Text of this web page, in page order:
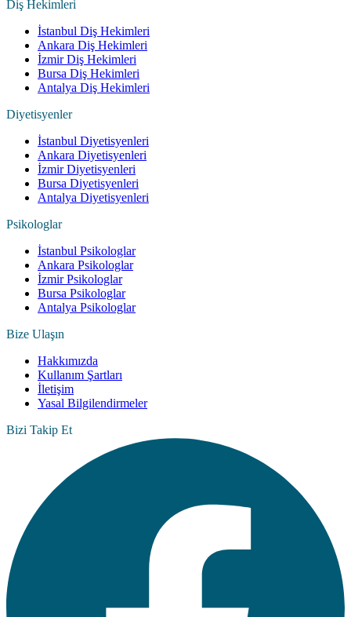
Diş Hekimleri
İstanbul Diş Hekimleri
Ankara Diş Hekimleri
İzmir Diş Hekimleri
Bursa Diş Hekimleri
Antalya Diş Hekimleri
Diyetisyenler
İstanbul Diyetisyenleri
Ankara Diyetisyenleri
İzmir Diyetisyenleri
Bursa Diyetisyenleri
Antalya Diyetisyenleri
Psikologlar
İstanbul Psikologlar
Ankara Psikologlar
İzmir Psikologlar
Bursa Psikologlar
Antalya Psikologlar
Bize Ulaşın
Hakkımızda
Kullanım Şartları
İletişim
Yasal Bilgilendirmeler
Bizi Takip Et